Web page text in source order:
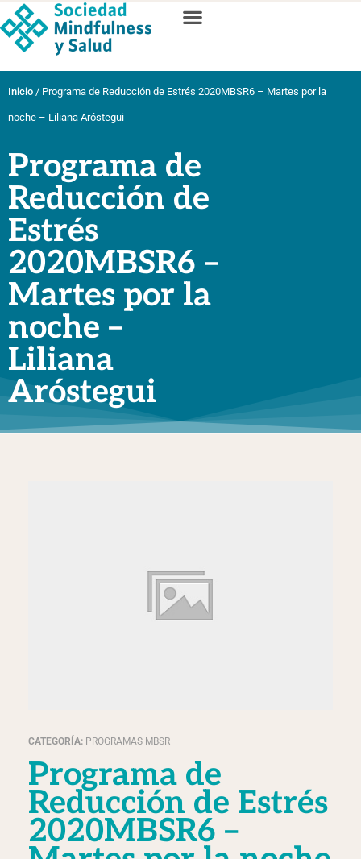
Inicio / Programa de Reducción de Estrés 2020MBSR6 – Martes por la
noche – Liliana Aróstegui
Programa de
Reducción de
Estrés
2020MBSR6 –
Martes por la
noche –
Liliana
Aróstegui
CATEGORÍA: PROGRAMAS MBSR
Programa de
Reducción de Estrés
2020MBSR6 –